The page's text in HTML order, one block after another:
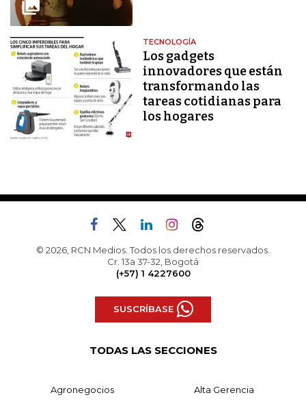
TECNOLOGÍA
Los gadgets
innovadores que están
transformando las
tareas cotidianas para
los hogares
© 2026, RCN Medios. Todos los derechos reservados.
Cr. 13a 37-32, Bogotá
(+57) 1 4227600
SUSCRÍBASE
TODAS LAS SECCIONES
Agronegocios Alta Gerencia